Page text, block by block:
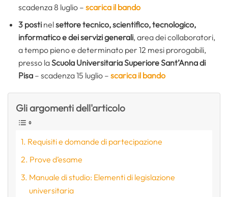
scadenza 8 luglio – scarica il bando
3 postinelsettore tecnico, scientifico, tecnologico,
informatico e dei servizi generali, area dei collaboratori,
a tempo pieno e determinato per 12 mesi prorogabili,
presso laScuola Universitaria Superiore Sant’Anna di
Pisa– scadenza 15 luglio – scarica il bando
Gli argomenti dell'articolo
Requisiti e domande di partecipazione
Prove d’esame
Manuale di studio: Elementi di legislazione
universitaria